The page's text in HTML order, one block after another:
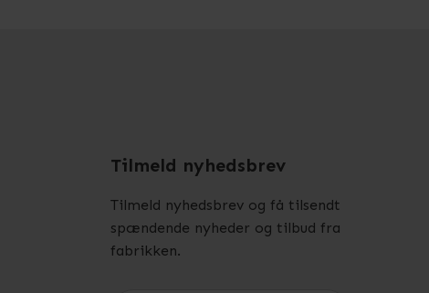
Tilmeld nyhedsbrev
Tilmeld nyhedsbrev og få tilsendt
spændende nyheder og tilbud fra
fabrikken.